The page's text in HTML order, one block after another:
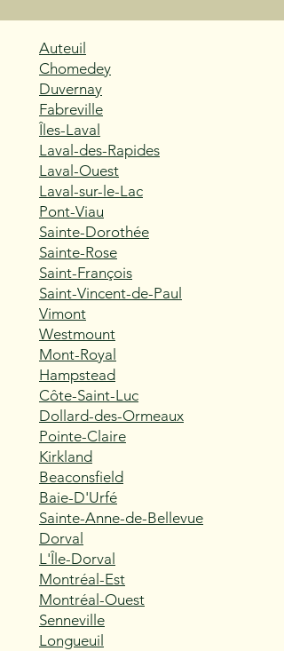
Auteuil
Chomedey
Duvernay
Fabreville
Îles-Laval
Laval-des-Rapides
Laval-Ouest
Laval-sur-le-Lac
Pont-Viau
Sainte-Dorothée
Sainte-Rose
Saint-François
Saint-Vincent-de-Paul
Vimont
Westmount
Mont-Royal
Hampstead
Côte-Saint-Luc
Dollard-des-Ormeaux
Pointe-Claire
Kirkland
Beaconsfield
Baie-D'Urfé
Sainte-Anne-de-Bellevue
Dorval
L'Île-Dorval
Montréal-Est
Montréal-Ouest
Senneville
Longueuil